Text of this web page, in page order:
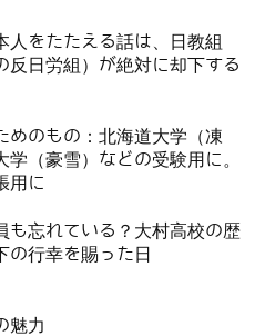
人をたたえる話は、日教組
反日労組）が絶対に却下する
めのもの：北海道大学（凍
学（豪雪）などの受験用に。
用に
も忘れている？大村高校の歴
の行幸を賜った日
魅力